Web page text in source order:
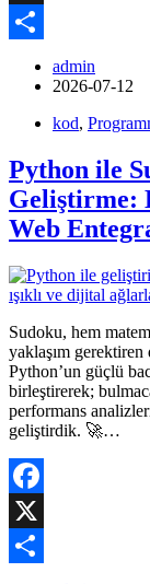
X
admin
2026-07-12
kod,
Python ile
Geliştirme:
Web
Sudoku, hem
yaklaşım
Python’un güçlü
birleştirerek;
performans
geliştirdik. 🚀…
Facebook
X